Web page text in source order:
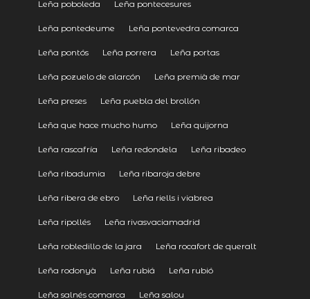
Leña poboleda Leña pontecesures
Leña pontedeume Leña pontevedra comarca
Leña pontós Leña porrera Leña portas
Leña pozuelo de alarcón Leña premià de mar
Leña preses Leña puebla del brollón
Leña que hace mucho humo Leña quijorna
Leña rascafría Leña redondela Leña ribadeo
Leña ribadumia Leña ribaroja debre
Leña ribera de ebro Leña riells i viabrea
Leña ripollés Leña rivasvaciamadrid
Leña robledillo de la jara Leña rocafort de queralt
Leña rodonyà Leña rubiá Leña rubió
Leña salnés comarca Leña salou